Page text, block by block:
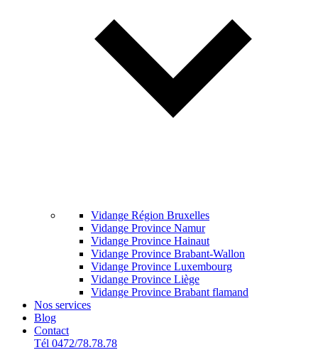
Vidange Région Bruxelles
Vidange Province Namur
Vidange Province Hainaut
Vidange Province Brabant-Wallon
Vidange Province Luxembourg
Vidange Province Liège
Vidange Province Brabant flamand
Nos services
Blog
Contact
Tél 0472/78.78.78